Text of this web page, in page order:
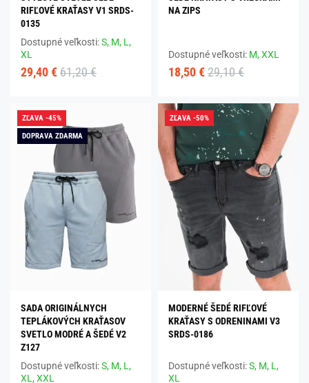
RIFĽOVÉ KRAŤASY V1 SRDS-
0135
Dostupné veľkosti:S, M, L,
XL
29,40 € 61,20 €
NA ZIPS
Dostupné veľkosti: M,XXL
18,50 € 29,10 €
ZĽAVA -45%
DOPRAVA ZDARMA
SADA ORIGINÁLNYCH
TEPLÁKOVÝCH KRAŤASOV
SVETLO MODRÉ A ŠEDÉ V2
Z127
Dostupné veľkosti:S, M, L,
XL,XXL
ZĽAVA -50%
MODERNÉ ŠEDÉ RIFĽOVÉ
KRAŤASY S ODRENINAMI V3
SRDS-0186
Dostupné veľkosti:S, M, L,
XL